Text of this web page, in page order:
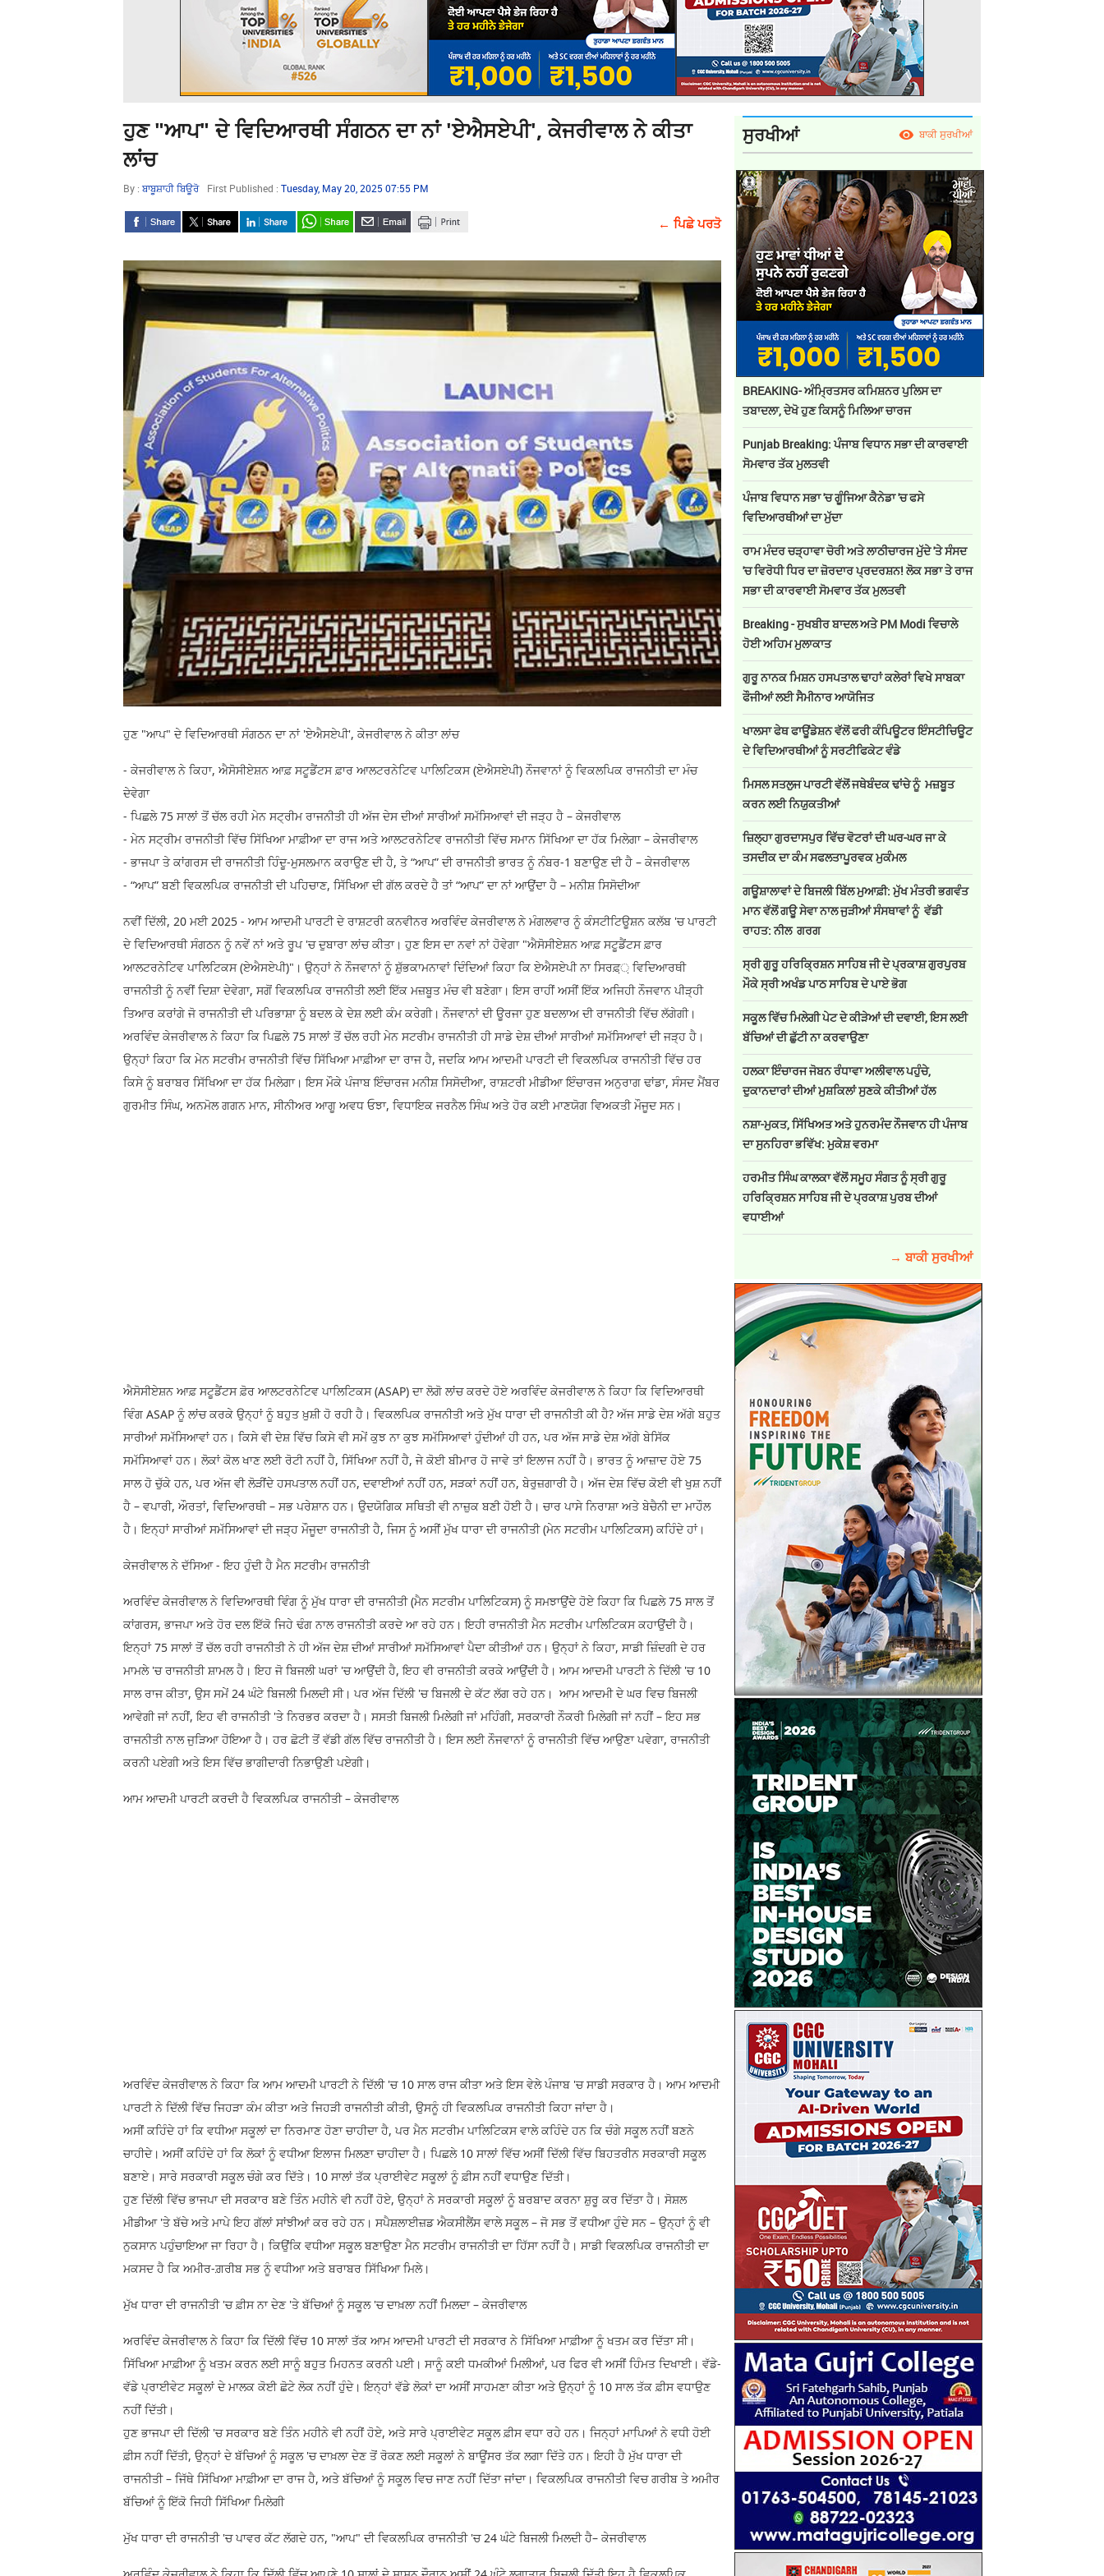
ਹੁਣ "ਆਪ" ਦੇ ਵਿਦਿਆਰਥੀ ਸੰਗਠਨ ਦਾ ਨਾਂ 'ਏਐਸਏਪੀ', ਕੇਜਰੀਵਾਲ ਨੇ ਕੀਤਾ
ਲਾਂਚ
By : ਬਾਬੂਸ਼ਾਹੀ ਬਿਊਰੋ First Published : Tuesday, May 20, 2025 07:55 PM
← ਪਿਛੇ ਪਰਤੋ
ਹੁਣ "ਆਪ" ਦੇ ਵਿਦਿਆਰਥੀ ਸੰਗਠਨ ਦਾ ਨਾਂ 'ਏਐਸਏਪੀ', ਕੇਜਰੀਵਾਲ ਨੇ ਕੀਤਾ ਲਾਂਚ
- ਕੇਜਰੀਵਾਲ ਨੇ ਕਿਹਾ, ਐਸੋਸੀਏਸ਼ਨ ਆਫ਼ ਸਟੂਡੈਂਟਸ ਫ਼ਾਰ ਆਲਟਰਨੇਟਿਵ ਪਾਲਿਟਿਕਸ (ਏਐਸਏਪੀ) ਨੌਜਵਾਨਾਂ ਨੂੰ ਵਿਕਲਪਿਕ ਰਾਜਨੀਤੀ ਦਾ ਮੰਚ
ਦੇਵੇਗਾ
- ਪਿਛਲੇ 75 ਸਾਲਾਂ ਤੋਂ ਚੱਲ ਰਹੀ ਮੇਨ ਸਟ੍ਰੀਮ ਰਾਜਨੀਤੀ ਹੀ ਅੱਜ ਦੇਸ ਦੀਆਂ ਸਾਰੀਆਂ ਸਮੱਸਿਆਵਾਂ ਦੀ ਜੜ੍ਹ ਹੈ – ਕੇਜਰੀਵਾਲ
- ਮੇਨ ਸਟ੍ਰੀਮ ਰਾਜਨੀਤੀ ਵਿੱਚ ਸਿੱਖਿਆ ਮਾਫ਼ੀਆ ਦਾ ਰਾਜ ਅਤੇ ਆਲਟਰਨੇਟਿਵ ਰਾਜਨੀਤੀ ਵਿੱਚ ਸਮਾਨ ਸਿੱਖਿਆ ਦਾ ਹੱਕ ਮਿਲੇਗਾ – ਕੇਜਰੀਵਾਲ
- ਭਾਜਪਾ ਤੇ ਕਾਂਗਰਸ ਦੀ ਰਾਜਨੀਤੀ ਹਿੰਦੂ-ਮੁਸਲਮਾਨ ਕਰਾਉਣ ਦੀ ਹੈ, ਤੇ “ਆਪ” ਦੀ ਰਾਜਨੀਤੀ ਭਾਰਤ ਨੂੰ ਨੰਬਰ-1 ਬਣਾਉਣ ਦੀ ਹੈ – ਕੇਜਰੀਵਾਲ
- “ਆਪ” ਬਣੀ ਵਿਕਲਪਿਕ ਰਾਜਨੀਤੀ ਦੀ ਪਹਿਚਾਣ, ਸਿੱਖਿਆ ਦੀ ਗੱਲ ਕਰਦੇ ਹੈ ਤਾਂ “ਆਪ” ਦਾ ਨਾਂ ਆਉਂਦਾ ਹੈ – ਮਨੀਸ਼ ਸਿਸੋਦੀਆ
ਨਵੀਂ ਦਿੱਲੀ, 20 ਮਈ 2025 - ਆਮ ਆਦਮੀ ਪਾਰਟੀ ਦੇ ਰਾਸ਼ਟਰੀ ਕਨਵੀਨਰ ਅਰਵਿੰਦ ਕੇਜਰੀਵਾਲ ਨੇ ਮੰਗਲਵਾਰ ਨੂੰ ਕੰਸਟੀਟਿਊਸ਼ਨ ਕਲੱਬ 'ਚ ਪਾਰਟੀ
ਦੇ ਵਿਦਿਆਰਥੀ ਸੰਗਠਨ ਨੂੰ ਨਵੇਂ ਨਾਂ ਅਤੇ ਰੂਪ 'ਚ ਦੁਬਾਰਾ ਲਾਂਚ ਕੀਤਾ। ਹੁਣ ਇਸ ਦਾ ਨਵਾਂ ਨਾਂ ਹੋਵੇਗਾ "ਐਸੋਸੀਏਸ਼ਨ ਆਫ਼ ਸਟੂਡੈਂਟਸ ਫ਼ਾਰ
ਆਲਟਰਨੇਟਿਵ ਪਾਲਿਟਿਕਸ (ਏਐਸਏਪੀ)"। ਉਨ੍ਹਾਂ ਨੇ ਨੌਜਵਾਨਾਂ ਨੂੰ ਸ਼ੁੱਭਕਾਮਨਾਵਾਂ ਦਿੰਦਿਆਂ ਕਿਹਾ ਕਿ ਏਐਸਏਪੀ ਨਾ ਸਿਰਫ਼਼਼ ਵਿਦਿਆਰਥੀ
ਰਾਜਨੀਤੀ ਨੂੰ ਨਵੀਂ ਦਿਸ਼ਾ ਦੇਵੇਗਾ, ਸਗੋਂ ਵਿਕਲਪਿਕ ਰਾਜਨੀਤੀ ਲਈ ਇੱਕ ਮਜ਼ਬੂਤ ਮੰਚ ਵੀ ਬਣੇਗਾ। ਇਸ ਰਾਹੀਂ ਅਸੀਂ ਇੱਕ ਅਜਿਹੀ ਨੌਜਵਾਨ ਪੀੜ੍ਹੀ
ਤਿਆਰ ਕਰਾਂਗੇ ਜੋ ਰਾਜਨੀਤੀ ਦੀ ਪਰਿਭਾਸ਼ਾ ਨੂੰ ਬਦਲ ਕੇ ਦੇਸ਼ ਲਈ ਕੰਮ ਕਰੇਗੀ। ਨੌਜਵਾਨਾਂ ਦੀ ਊਰਜਾ ਹੁਣ ਬਦਲਾਅ ਦੀ ਰਾਜਨੀਤੀ ਵਿੱਚ ਲੱਗੇਗੀ।
ਅਰਵਿੰਦ ਕੇਜਰੀਵਾਲ ਨੇ ਕਿਹਾ ਕਿ ਪਿਛਲੇ 75 ਸਾਲਾਂ ਤੋਂ ਚੱਲ ਰਹੀ ਮੇਨ ਸਟਰੀਮ ਰਾਜਨੀਤੀ ਹੀ ਸਾਡੇ ਦੇਸ਼ ਦੀਆਂ ਸਾਰੀਆਂ ਸਮੱਸਿਆਵਾਂ ਦੀ ਜੜ੍ਹ ਹੈ।
ਉਨ੍ਹਾਂ ਕਿਹਾ ਕਿ ਮੇਨ ਸਟਰੀਮ ਰਾਜਨੀਤੀ ਵਿੱਚ ਸਿੱਖਿਆ ਮਾਫ਼ੀਆ ਦਾ ਰਾਜ ਹੈ, ਜਦਕਿ ਆਮ ਆਦਮੀ ਪਾਰਟੀ ਦੀ ਵਿਕਲਪਿਕ ਰਾਜਨੀਤੀ ਵਿੱਚ ਹਰ
ਕਿਸੇ ਨੂੰ ਬਰਾਬਰ ਸਿੱਖਿਆ ਦਾ ਹੱਕ ਮਿਲੇਗਾ। ਇਸ ਮੌਕੇ ਪੰਜਾਬ ਇੰਚਾਰਜ ਮਨੀਸ਼ ਸਿਸੋਦੀਆ, ਰਾਸ਼ਟਰੀ ਮੀਡੀਆ ਇੰਚਾਰਜ ਅਨੁਰਾਗ ਢਾਂਡਾ, ਸੰਸਦ ਮੈਂਬਰ
ਗੁਰਮੀਤ ਸਿੰਘ, ਅਨਮੋਲ ਗਗਨ ਮਾਨ, ਸੀਨੀਅਰ ਆਗੂ ਅਵਧ ਓਝਾ, ਵਿਧਾਇਕ ਜਰਨੈਲ ਸਿੰਘ ਅਤੇ ਹੋਰ ਕਈ ਮਾਣਯੋਗ ਵਿਅਕਤੀ ਮੌਜੂਦ ਸਨ।
ਐਸੋਸੀਏਸ਼ਨ ਆਫ਼ ਸਟੂਡੈਂਟਸ ਫ਼ੋਰ ਆਲਟਰਨੇਟਿਵ ਪਾਲਿਟਿਕਸ (ASAP) ਦਾ ਲੋਗੋ ਲਾਂਚ ਕਰਦੇ ਹੋਏ ਅਰਵਿੰਦ ਕੇਜਰੀਵਾਲ ਨੇ ਕਿਹਾ ਕਿ ਵਿਦਿਆਰਥੀ
ਵਿੰਗ ASAP ਨੂੰ ਲਾਂਚ ਕਰਕੇ ਉਨ੍ਹਾਂ ਨੂੰ ਬਹੁਤ ਖ਼ੁਸ਼ੀ ਹੋ ਰਹੀ ਹੈ। ਵਿਕਲਪਿਕ ਰਾਜਨੀਤੀ ਅਤੇ ਮੁੱਖ ਧਾਰਾ ਦੀ ਰਾਜਨੀਤੀ ਕੀ ਹੈ? ਅੱਜ ਸਾਡੇ ਦੇਸ਼ ਅੱਗੇ ਬਹੁਤ
ਸਾਰੀਆਂ ਸਮੱਸਿਆਵਾਂ ਹਨ। ਕਿਸੇ ਵੀ ਦੇਸ਼ ਵਿੱਚ ਕਿਸੇ ਵੀ ਸਮੇਂ ਕੁਝ ਨਾ ਕੁਝ ਸਮੱਸਿਆਵਾਂ ਹੁੰਦੀਆਂ ਹੀ ਹਨ, ਪਰ ਅੱਜ ਸਾਡੇ ਦੇਸ਼ ਅੱਗੇ ਬੇਸਿੱਕ
ਸਮੱਸਿਆਵਾਂ ਹਨ। ਲੋਕਾਂ ਕੋਲ ਖਾਣ ਲਈ ਰੋਟੀ ਨਹੀਂ ਹੈ, ਸਿੱਖਿਆ ਨਹੀਂ ਹੈ, ਜੇ ਕੋਈ ਬੀਮਾਰ ਹੋ ਜਾਵੇ ਤਾਂ ਇਲਾਜ ਨਹੀਂ ਹੈ। ਭਾਰਤ ਨੂੰ ਆਜ਼ਾਦ ਹੋਏ 75
ਸਾਲ ਹੋ ਚੁੱਕੇ ਹਨ, ਪਰ ਅੱਜ ਵੀ ਲੋੜੀਂਦੇ ਹਸਪਤਾਲ ਨਹੀਂ ਹਨ, ਦਵਾਈਆਂ ਨਹੀਂ ਹਨ, ਸੜਕਾਂ ਨਹੀਂ ਹਨ, ਬੇਰੁਜ਼ਗਾਰੀ ਹੈ। ਅੱਜ ਦੇਸ਼ ਵਿੱਚ ਕੋਈ ਵੀ ਖੁਸ਼ ਨਹੀਂ
ਹੈ – ਵਪਾਰੀ, ਔਰਤਾਂ, ਵਿਦਿਆਰਥੀ – ਸਭ ਪਰੇਸ਼ਾਨ ਹਨ। ਉਦਯੋਗਿਕ ਸਥਿਤੀ ਵੀ ਨਾਜ਼ੁਕ ਬਣੀ ਹੋਈ ਹੈ। ਚਾਰ ਪਾਸੇ ਨਿਰਾਸ਼ਾ ਅਤੇ ਬੇਚੈਨੀ ਦਾ ਮਾਹੌਲ
ਹੈ। ਇਨ੍ਹਾਂ ਸਾਰੀਆਂ ਸਮੱਸਿਆਵਾਂ ਦੀ ਜੜ੍ਹ ਮੌਜੂਦਾ ਰਾਜਨੀਤੀ ਹੈ, ਜਿਸ ਨੂੰ ਅਸੀਂ ਮੁੱਖ ਧਾਰਾ ਦੀ ਰਾਜਨੀਤੀ (ਮੇਨ ਸਟਰੀਮ ਪਾਲਿਟਿਕਸ) ਕਹਿੰਦੇ ਹਾਂ।
ਕੇਜਰੀਵਾਲ ਨੇ ਦੱਸਿਆ - ਇਹ ਹੁੰਦੀ ਹੈ ਮੈਨ ਸਟਰੀਮ ਰਾਜਨੀਤੀ
ਅਰਵਿੰਦ ਕੇਜਰੀਵਾਲ ਨੇ ਵਿਦਿਆਰਥੀ ਵਿੰਗ ਨੂੰ ਮੁੱਖ ਧਾਰਾ ਦੀ ਰਾਜਨੀਤੀ (ਮੈਨ ਸਟਰੀਮ ਪਾਲਿਟਿਕਸ) ਨੂੰ ਸਮਝਾਉਂਦੇ ਹੋਏ ਕਿਹਾ ਕਿ ਪਿਛਲੇ 75 ਸਾਲ ਤੋਂ
ਕਾਂਗਰਸ, ਭਾਜਪਾ ਅਤੇ ਹੋਰ ਦਲ ਇੱਕੋ ਜਿਹੇ ਢੰਗ ਨਾਲ ਰਾਜਨੀਤੀ ਕਰਦੇ ਆ ਰਹੇ ਹਨ। ਇਹੀ ਰਾਜਨੀਤੀ ਮੈਨ ਸਟਰੀਮ ਪਾਲਿਟਿਕਸ ਕਹਾਉਂਦੀ ਹੈ।
ਇਨ੍ਹਾਂ 75 ਸਾਲਾਂ ਤੋਂ ਚੱਲ ਰਹੀ ਰਾਜਨੀਤੀ ਨੇ ਹੀ ਅੱਜ ਦੇਸ਼ ਦੀਆਂ ਸਾਰੀਆਂ ਸਮੱਸਿਆਵਾਂ ਪੈਦਾ ਕੀਤੀਆਂ ਹਨ। ਉਨ੍ਹਾਂ ਨੇ ਕਿਹਾ, ਸਾਡੀ ਜ਼ਿੰਦਗੀ ਦੇ ਹਰ
ਮਾਮਲੇ 'ਚ ਰਾਜਨੀਤੀ ਸ਼ਾਮਲ ਹੈ। ਇਹ ਜੋ ਬਿਜਲੀ ਘਰਾਂ 'ਚ ਆਉਂਦੀ ਹੈ, ਇਹ ਵੀ ਰਾਜਨੀਤੀ ਕਰਕੇ ਆਉਂਦੀ ਹੈ। ਆਮ ਆਦਮੀ ਪਾਰਟੀ ਨੇ ਦਿੱਲੀ 'ਚ 10
ਸਾਲ ਰਾਜ ਕੀਤਾ, ਉਸ ਸਮੇਂ 24 ਘੰਟੇ ਬਿਜਲੀ ਮਿਲਦੀ ਸੀ। ਪਰ ਅੱਜ ਦਿੱਲੀ 'ਚ ਬਿਜਲੀ ਦੇ ਕੱਟ ਲੱਗ ਰਹੇ ਹਨ। ਆਮ ਆਦਮੀ ਦੇ ਘਰ ਵਿਚ ਬਿਜਲੀ
ਆਵੇਗੀ ਜਾਂ ਨਹੀਂ, ਇਹ ਵੀ ਰਾਜਨੀਤੀ 'ਤੇ ਨਿਰਭਰ ਕਰਦਾ ਹੈ। ਸਸਤੀ ਬਿਜਲੀ ਮਿਲੇਗੀ ਜਾਂ ਮਹਿੰਗੀ, ਸਰਕਾਰੀ ਨੌਕਰੀ ਮਿਲੇਗੀ ਜਾਂ ਨਹੀਂ – ਇਹ ਸਭ
ਰਾਜਨੀਤੀ ਨਾਲ ਜੁੜਿਆ ਹੋਇਆ ਹੈ। ਹਰ ਛੋਟੀ ਤੋਂ ਵੱਡੀ ਗੱਲ ਵਿੱਚ ਰਾਜਨੀਤੀ ਹੈ। ਇਸ ਲਈ ਨੌਜਵਾਨਾਂ ਨੂੰ ਰਾਜਨੀਤੀ ਵਿੱਚ ਆਉਣਾ ਪਵੇਗਾ, ਰਾਜਨੀਤੀ
ਕਰਨੀ ਪਏਗੀ ਅਤੇ ਇਸ ਵਿੱਚ ਭਾਗੀਦਾਰੀ ਨਿਭਾਉਣੀ ਪਏਗੀ।
ਆਮ ਆਦਮੀ ਪਾਰਟੀ ਕਰਦੀ ਹੈ ਵਿਕਲਪਿਕ ਰਾਜਨੀਤੀ – ਕੇਜਰੀਵਾਲ
ਅਰਵਿੰਦ ਕੇਜਰੀਵਾਲ ਨੇ ਕਿਹਾ ਕਿ ਆਮ ਆਦਮੀ ਪਾਰਟੀ ਨੇ ਦਿੱਲੀ 'ਚ 10 ਸਾਲ ਰਾਜ ਕੀਤਾ ਅਤੇ ਇਸ ਵੇਲੇ ਪੰਜਾਬ 'ਚ ਸਾਡੀ ਸਰਕਾਰ ਹੈ। ਆਮ ਆਦਮੀ
ਪਾਰਟੀ ਨੇ ਦਿੱਲੀ ਵਿੱਚ ਜਿਹੜਾ ਕੰਮ ਕੀਤਾ ਅਤੇ ਜਿਹੜੀ ਰਾਜਨੀਤੀ ਕੀਤੀ, ਉਸਨੂੰ ਹੀ ਵਿਕਲਪਿਕ ਰਾਜਨੀਤੀ ਕਿਹਾ ਜਾਂਦਾ ਹੈ।
ਅਸੀਂ ਕਹਿੰਦੇ ਹਾਂ ਕਿ ਵਧੀਆ ਸਕੂਲਾਂ ਦਾ ਨਿਰਮਾਣ ਹੋਣਾ ਚਾਹੀਦਾ ਹੈ, ਪਰ ਮੈਨ ਸਟਰੀਮ ਪਾਲਿਟਿਕਸ ਵਾਲੇ ਕਹਿੰਦੇ ਹਨ ਕਿ ਚੰਗੇ ਸਕੂਲ ਨਹੀਂ ਬਣਨੇ
ਚਾਹੀਦੇ। ਅਸੀਂ ਕਹਿੰਦੇ ਹਾਂ ਕਿ ਲੋਕਾਂ ਨੂੰ ਵਧੀਆ ਇਲਾਜ ਮਿਲਣਾ ਚਾਹੀਦਾ ਹੈ। ਪਿਛਲੇ 10 ਸਾਲਾਂ ਵਿੱਚ ਅਸੀਂ ਦਿੱਲੀ ਵਿੱਚ ਬਿਹਤਰੀਨ ਸਰਕਾਰੀ ਸਕੂਲ
ਬਣਾਏ। ਸਾਰੇ ਸਰਕਾਰੀ ਸਕੂਲ ਚੰਗੇ ਕਰ ਦਿੱਤੇ। 10 ਸਾਲਾਂ ਤੱਕ ਪ੍ਰਾਈਵੇਟ ਸਕੂਲਾਂ ਨੂੰ ਫ਼ੀਸ ਨਹੀਂ ਵਧਾਉਣ ਦਿੱਤੀ।
ਹੁਣ ਦਿੱਲੀ ਵਿੱਚ ਭਾਜਪਾ ਦੀ ਸਰਕਾਰ ਬਣੇ ਤਿੰਨ ਮਹੀਨੇ ਵੀ ਨਹੀਂ ਹੋਏ, ਉਨ੍ਹਾਂ ਨੇ ਸਰਕਾਰੀ ਸਕੂਲਾਂ ਨੂੰ ਬਰਬਾਦ ਕਰਨਾ ਸ਼ੁਰੂ ਕਰ ਦਿੱਤਾ ਹੈ। ਸੋਸ਼ਲ
ਮੀਡੀਆ 'ਤੇ ਬੱਚੇ ਅਤੇ ਮਾਪੇ ਇਹ ਗੱਲਾਂ ਸਾਂਝੀਆਂ ਕਰ ਰਹੇ ਹਨ। ਸਪੈਸ਼ਲਾਈਜ਼ਡ ਐਕਸੀਲੈਂਸ ਵਾਲੇ ਸਕੂਲ – ਜੋ ਸਭ ਤੋਂ ਵਧੀਆ ਹੁੰਦੇ ਸਨ – ਉਨ੍ਹਾਂ ਨੂੰ ਵੀ
ਨੁਕਸਾਨ ਪਹੁੰਚਾਇਆ ਜਾ ਰਿਹਾ ਹੈ। ਕਿਉਂਕਿ ਵਧੀਆ ਸਕੂਲ ਬਣਾਉਣਾ ਮੈਨ ਸਟਰੀਮ ਰਾਜਨੀਤੀ ਦਾ ਹਿੱਸਾ ਨਹੀਂ ਹੈ। ਸਾਡੀ ਵਿਕਲਪਿਕ ਰਾਜਨੀਤੀ ਦਾ
ਮਕਸਦ ਹੈ ਕਿ ਅਮੀਰ-ਗ਼ਰੀਬ ਸਭ ਨੂੰ ਵਧੀਆ ਅਤੇ ਬਰਾਬਰ ਸਿੱਖਿਆ ਮਿਲੇ।
ਮੁੱਖ ਧਾਰਾ ਦੀ ਰਾਜਨੀਤੀ 'ਚ ਫ਼ੀਸ ਨਾ ਦੇਣ 'ਤੇ ਬੱਚਿਆਂ ਨੂੰ ਸਕੂਲ 'ਚ ਦਾਖ਼ਲਾ ਨਹੀਂ ਮਿਲਦਾ – ਕੇਜਰੀਵਾਲ
ਅਰਵਿੰਦ ਕੇਜਰੀਵਾਲ ਨੇ ਕਿਹਾ ਕਿ ਦਿੱਲੀ ਵਿੱਚ 10 ਸਾਲਾਂ ਤੱਕ ਆਮ ਆਦਮੀ ਪਾਰਟੀ ਦੀ ਸਰਕਾਰ ਨੇ ਸਿੱਖਿਆ ਮਾਫ਼ੀਆ ਨੂੰ ਖਤਮ ਕਰ ਦਿੱਤਾ ਸੀ।
ਸਿੱਖਿਆ ਮਾਫ਼ੀਆ ਨੂੰ ਖਤਮ ਕਰਨ ਲਈ ਸਾਨੂੰ ਬਹੁਤ ਮਿਹਨਤ ਕਰਨੀ ਪਈ। ਸਾਨੂੰ ਕਈ ਧਮਕੀਆਂ ਮਿਲੀਆਂ, ਪਰ ਫਿਰ ਵੀ ਅਸੀਂ ਹਿੰਮਤ ਦਿਖਾਈ। ਵੱਡੇ-
ਵੱਡੇ ਪ੍ਰਾਈਵੇਟ ਸਕੂਲਾਂ ਦੇ ਮਾਲਕ ਕੋਈ ਛੋਟੇ ਲੋਕ ਨਹੀਂ ਹੁੰਦੇ। ਇਨ੍ਹਾਂ ਵੱਡੇ ਲੋਕਾਂ ਦਾ ਅਸੀਂ ਸਾਹਮਣਾ ਕੀਤਾ ਅਤੇ ਉਨ੍ਹਾਂ ਨੂੰ 10 ਸਾਲ ਤੱਕ ਫ਼ੀਸ ਵਧਾਉਣ
ਨਹੀਂ ਦਿੱਤੀ।
ਹੁਣ ਭਾਜਪਾ ਦੀ ਦਿੱਲੀ 'ਚ ਸਰਕਾਰ ਬਣੇ ਤਿੰਨ ਮਹੀਨੇ ਵੀ ਨਹੀਂ ਹੋਏ, ਅਤੇ ਸਾਰੇ ਪ੍ਰਾਈਵੇਟ ਸਕੂਲ ਫ਼ੀਸ ਵਧਾ ਰਹੇ ਹਨ। ਜਿਨ੍ਹਾਂ ਮਾਪਿਆਂ ਨੇ ਵਧੀ ਹੋਈ
ਫ਼ੀਸ ਨਹੀਂ ਦਿੱਤੀ, ਉਨ੍ਹਾਂ ਦੇ ਬੱਚਿਆਂ ਨੂੰ ਸਕੂਲ 'ਚ ਦਾਖ਼ਲਾ ਦੇਣ ਤੋਂ ਰੋਕਣ ਲਈ ਸਕੂਲਾਂ ਨੇ ਬਾਊਂਸਰ ਤੱਕ ਲਗਾ ਦਿੱਤੇ ਹਨ। ਇਹੀ ਹੈ ਮੁੱਖ ਧਾਰਾ ਦੀ
ਰਾਜਨੀਤੀ – ਜਿੱਥੇ ਸਿੱਖਿਆ ਮਾਫ਼ੀਆ ਦਾ ਰਾਜ ਹੈ, ਅਤੇ ਬੱਚਿਆਂ ਨੂੰ ਸਕੂਲ ਵਿਚ ਜਾਣ ਨਹੀਂ ਦਿੱਤਾ ਜਾਂਦਾ। ਵਿਕਲਪਿਕ ਰਾਜਨੀਤੀ ਵਿਚ ਗਰੀਬ ਤੇ ਅਮੀਰ
ਬੱਚਿਆਂ ਨੂੰ ਇੱਕੋ ਜਿਹੀ ਸਿੱਖਿਆ ਮਿਲੇਗੀ
ਮੁੱਖ ਧਾਰਾ ਦੀ ਰਾਜਨੀਤੀ 'ਚ ਪਾਵਰ ਕੱਟ ਲੱਗਦੇ ਹਨ, "ਆਪ" ਦੀ ਵਿਕਲਪਿਕ ਰਾਜਨੀਤੀ 'ਚ 24 ਘੰਟੇ ਬਿਜਲੀ ਮਿਲਦੀ ਹੈ– ਕੇਜਰੀਵਾਲ
ਸੁਰਖੀਆਂ ਬਾਕੀ ਸੁਰਖੀਆਂ
BREAKING- ਅੰਮ੍ਰਿਤਸਰ ਕਮਿਸ਼ਨਰ ਪੁਲਿਸ ਦਾ
ਤਬਾਦਲਾ, ਦੇਖੋ ਹੁਣ ਕਿਸਨੂੰ ਮਿਲਿਆ ਚਾਰਜ
Punjab Breaking: ਪੰਜਾਬ ਵਿਧਾਨ ਸਭਾ ਦੀ ਕਾਰਵਾਈ
ਸੋਮਵਾਰ ਤੱਕ ਮੁਲਤਵੀ
ਪੰਜਾਬ ਵਿਧਾਨ ਸਭਾ 'ਚ ਗੂੰਜਿਆ ਕੈਨੇਡਾ 'ਚ ਫਸੇ
ਵਿਦਿਆਰਥੀਆਂ ਦਾ ਮੁੱਦਾ
ਰਾਮ ਮੰਦਰ ਚੜ੍ਹਾਵਾ ਚੋਰੀ ਅਤੇ ਲਾਠੀਚਾਰਜ ਮੁੱਦੇ 'ਤੇ ਸੰਸਦ
'ਚ ਵਿਰੋਧੀ ਧਿਰ ਦਾ ਜ਼ੋਰਦਾਰ ਪ੍ਰਦਰਸ਼ਨ! ਲੋਕ ਸਭਾ ਤੇ ਰਾਜ
ਸਭਾ ਦੀ ਕਾਰਵਾਈ ਸੋਮਵਾਰ ਤੱਕ ਮੁਲਤਵੀ
Breaking - ਸੁਖਬੀਰ ਬਾਦਲ ਅਤੇ PM Modi ਵਿਚਾਲੇ
ਹੋਈ ਅਹਿਮ ਮੁਲਾਕਾਤ
ਗੁਰੂ ਨਾਨਕ ਮਿਸ਼ਨ ਹਸਪਤਾਲ ਢਾਹਾਂ ਕਲੇਰਾਂ ਵਿਖੇ ਸਾਬਕਾ
ਫੌਜੀਆਂ ਲਈ ਸੈਮੀਨਾਰ ਆਯੋਜਿਤ
ਖਾਲਸਾ ਫੇਥ ਫਾਊਂਡੇਸ਼ਨ ਵੱਲੋਂ ਫਰੀ ਕੰਪਿਊਟਰ ਇੰਸਟੀਚਿਊਟ
ਦੇ ਵਿਦਿਆਰਥੀਆਂ ਨੂੰ ਸਰਟੀਫਿਕੇਟ ਵੰਡੇ
ਮਿਸਲ ਸਤਲੁਜ ਪਾਰਟੀ ਵੱਲੋਂ ਜਥੇਬੰਦਕ ਢਾਂਚੇ ਨੂੰ ਮਜ਼ਬੂਤ
ਕਰਨ ਲਈ ਨਿਯੁਕਤੀਆਂ
ਜ਼ਿਲ੍ਹਾ ਗੁਰਦਾਸਪੁਰ ਵਿੱਚ ਵੋਟਰਾਂ ਦੀ ਘਰ-ਘਰ ਜਾ ਕੇ
ਤਸਦੀਕ ਦਾ ਕੰਮ ਸਫਲਤਾਪੂਰਵਕ ਮੁਕੰਮਲ
ਗਊਸ਼ਾਲਾਵਾਂ ਦੇ ਬਿਜਲੀ ਬਿੱਲ ਮੁਆਫ਼ੀ: ਮੁੱਖ ਮੰਤਰੀ ਭਗਵੰਤ
ਮਾਨ ਵੱਲੋਂ ਗਊ ਸੇਵਾ ਨਾਲ ਜੁੜੀਆਂ ਸੰਸਥਾਵਾਂ ਨੂੰ ਵੱਡੀ
ਰਾਹਤ: ਨੀਲ ਗਰਗ
ਸ੍ਰੀ ਗੁਰੂ ਹਰਿਕ੍ਰਿਸ਼ਨ ਸਾਹਿਬ ਜੀ ਦੇ ਪ੍ਰਕਾਸ਼ ਗੁਰਪੁਰਬ
ਮੌਕੇ ਸ੍ਰੀ ਅਖੰਡ ਪਾਠ ਸਾਹਿਬ ਦੇ ਪਾਏ ਭੋਗ
ਸਕੂਲ ਵਿੱਚ ਮਿਲੇਗੀ ਪੇਟ ਦੇ ਕੀੜੇਆਂ ਦੀ ਦਵਾਈ, ਇਸ ਲਈ
ਬੱਚਿਆਂ ਦੀ ਛੁੱਟੀ ਨਾ ਕਰਵਾਉਣਾ
ਹਲਕਾ ਇੰਚਾਰਜ ਜੋਬਨ ਰੰਧਾਵਾ ਅਲੀਵਾਲ ਪਹੁੰਚੇ,
ਦੁਕਾਨਦਾਰਾਂ ਦੀਆਂ ਮੁਸ਼ਕਿਲਾਂ ਸੁਣਕੇ ਕੀਤੀਆਂ ਹੱਲ
ਨਸ਼ਾ-ਮੁਕਤ, ਸਿੱਖਿਅਤ ਅਤੇ ਹੁਨਰਮੰਦ ਨੌਜਵਾਨ ਹੀ ਪੰਜਾਬ
ਦਾ ਸੁਨਹਿਰਾ ਭਵਿੱਖ: ਮੁਕੇਸ਼ ਵਰਮਾ
ਹਰਮੀਤ ਸਿੰਘ ਕਾਲਕਾ ਵੱਲੋਂ ਸਮੂਹ ਸੰਗਤ ਨੂੰ ਸ੍ਰੀ ਗੁਰੂ
ਹਰਿਕ੍ਰਿਸ਼ਨ ਸਾਹਿਬ ਜੀ ਦੇ ਪ੍ਰਕਾਸ਼ ਪੁਰਬ ਦੀਆਂ
ਵਧਾਈਆਂ
→ ਬਾਕੀ ਸੁਰਖੀਆਂ